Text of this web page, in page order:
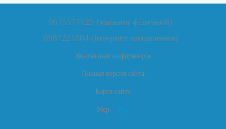
0675574025 (магазин фізичний)
0987221884 (інтернет замовлення)
Контактная информация
Полная версия сайта
Карта сайта
Укр Рус